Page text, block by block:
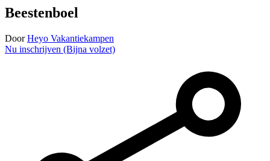
Beestenboel
Door Heyo Vakantiekampen
Nu inschrijven (Bijna volzet)